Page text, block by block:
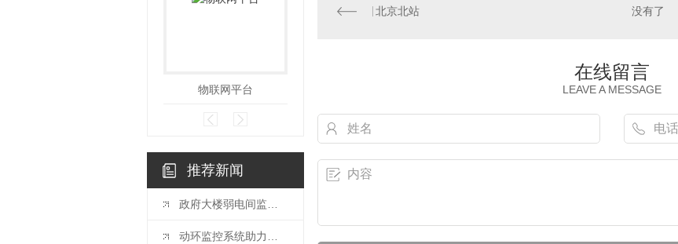
物联网平台
推荐新闻
政府大楼弱电间监控新篇章：深为物联网平台赋能智能运维与安全保障
动环监控系统助力高校多校区集中化管理
北京北站 没有了
在线留言
LEAVE A MESSAGE